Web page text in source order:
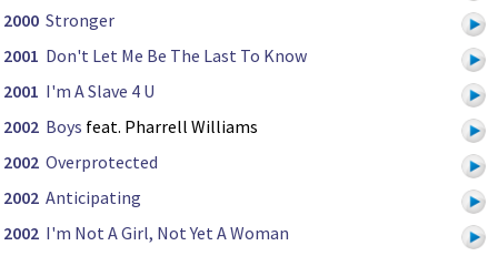
2000 Stronger
2001 Don't Let Me Be The Last To Know
2001 I'm A Slave 4 U
2002 Boys feat. Pharrell Williams
2002 Overprotected
2002 Anticipating
2002 I'm Not A Girl, Not Yet A Woman